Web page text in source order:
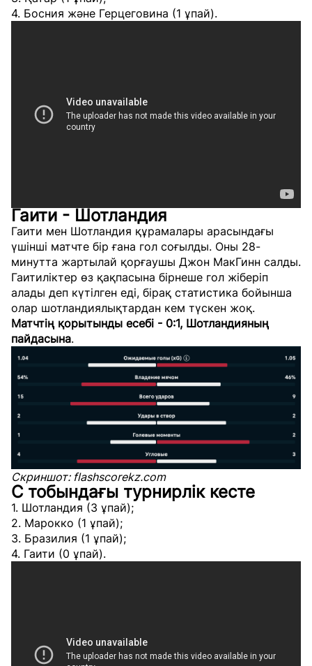
4. Босния және Герцеговина (1 ұпай).
Гаити - Шотландия
Гаити мен Шотландия құрамалары арасындағы
үшінші матчте бір ғана гол соғылды. Оны 28-
минутта жартылай қорғаушы Джон МакГинн салды.
Гаитиліктер өз қақпасына бірнеше гол жіберіп
алады деп күтілген еді, бірақ статистика бойынша
олар шотландиялықтардан кем түскен жоқ.
Матчтің қорытынды есебі - 0:1, Шотландияның
пайдасына.
Скриншот: flashscorekz.com
C тобындағы турнирлік кесте
1. Шотландия (3 ұпай);
2. Марокко (1 ұпай);
3. Бразилия (1 ұпай);
4. Гаити (0 ұпай).